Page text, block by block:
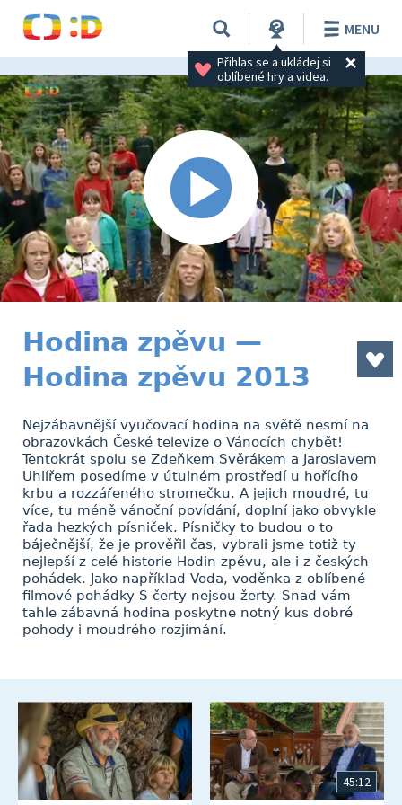
Přihlas se a ukládej si
oblíbené hry a videa.
MENU
Hodina zpěvu —
Hodina zpěvu 2013
Nejzábavnější vyučovací hodina na světě nesmí na
obrazovkách České televize o Vánocích chybět!
Tentokrát spolu se Zdeňkem Svěrákem a Jaroslavem
Uhlířem posedíme v útulném prostředí u hořícího
krbu a rozzářeného stromečku. A jejich moudré, tu
více, tu méně vánoční povídání, doplní jako obvykle
řada hezkých písniček. Písničky to budou o to
báječnější, že je prověřil čas, vybrali jsme totiž ty
nejlepší z celé historie Hodin zpěvu, ale i z českých
pohádek. Jako například Voda, voděnka z oblíbené
filmové pohádky S čerty nejsou žerty. Snad vám
tahle zábavná hodina poskytne notný kus dobré
pohody i moudrého rozjímání.
45:12